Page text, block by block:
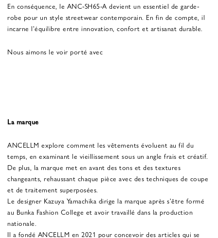
En conséquence, le ANC-SH65-A devient un essentiel de garde-
robe pour un style streetwear contemporain. En fin de compte, il
incarne l'équilibre entre innovation, confort et artisanat durable.
Nous aimons le voir porté avec
La marque
ANCELLM explore comment les vêtements évoluent au fil du
temps, en examinant le vieillissement sous un angle frais et créatif.
De plus, la marque met en avant des tons et des textures
changeants, rehaussant chaque pièce avec des techniques de coupe
et de traitement superposées.
Le designer Kazuya Yamachika dirige la marque après s'être formé
au Bunka Fashion College et avoir travaillé dans la production
nationale.
Il a fondé ANCELLM en 2021 pour concevoir des articles qui se